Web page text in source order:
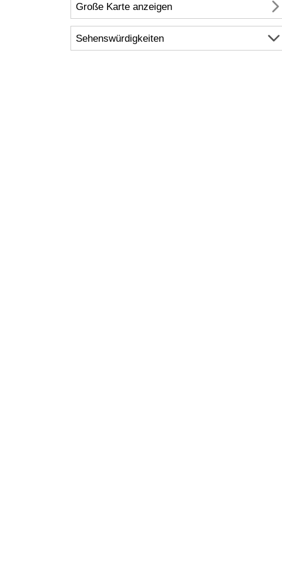
Große Karte anzeigen
Sehenswürdigkeiten